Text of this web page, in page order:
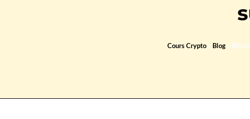
Cours Crypto» Blog»